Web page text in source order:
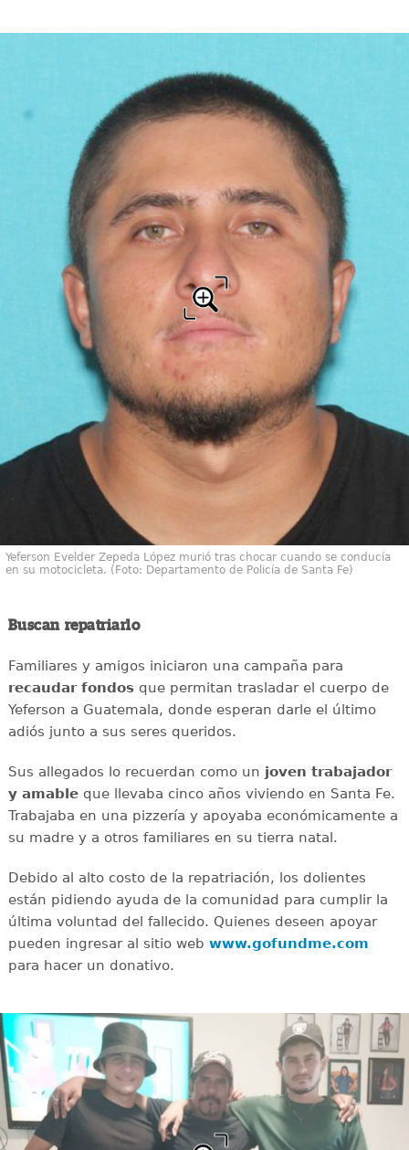
Yeferson Evelder Zepeda López murió tras chocar cuando se conducía
en su motocicleta. (Foto: Departamento de Policía de Santa Fe)
Buscan repatriarlo
Familiares y amigos iniciaron una campaña para
recaudar fondosque permitan trasladar el cuerpo de
Yeferson a Guatemala, donde esperan darle el último
adiós junto a sus seres queridos.
Sus allegados lo recuerdan como un joven trabajador
y amableque llevaba cinco años viviendo en Santa Fe.
Trabajaba en una pizzería y apoyaba económicamente a
su madre y a otros familiares en su tierra natal.
Debido al alto costo de la repatriación, los dolientes
están pidiendo ayuda de la comunidad para cumplir la
última voluntad del fallecido. Quienes deseen apoyar
pueden ingresar al sitio web www.gofundme.com
para hacer un donativo.